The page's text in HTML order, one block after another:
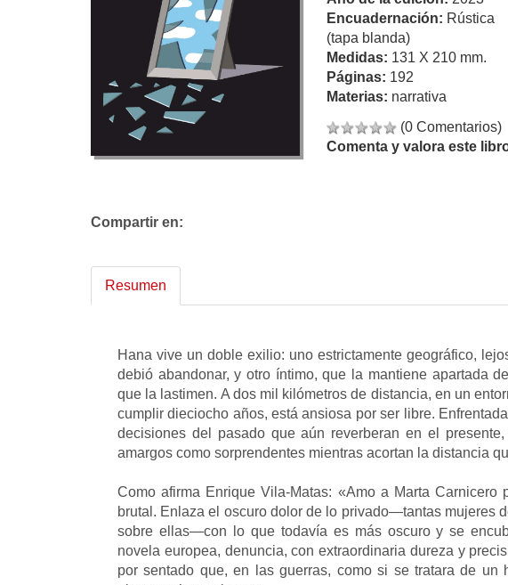
Encuadernación: Rústica
(tapa blanda)
Medidas: 131 X 210 mm.
Páginas: 192
Materias: narrativa
(0 Comentarios)
Comenta y valora este
Compartir en:
Resumen
Hana vive un doble exilio: uno estrictamente geográfico,
debió abandonar, y otro íntimo, que la mantiene apartada
que la lastimen. A dos mil kilómetros de distancia, en un
cumplir dieciocho años, está ansiosa por ser libre.
decisiones del pasado que aún reverberan en el
amargos como sorprendentes mientras acortan la distancia
Como afirma Enrique Vila-Matas: «Amo a Marta
brutal. Enlaza el oscuro dolor de lo privado—tantas mujeres
sobre ellas—con lo que todavía es más oscuro y se
novela europea, denuncia, con extraordinaria dureza y
por sentado que, en las guerras, como si se tratara de